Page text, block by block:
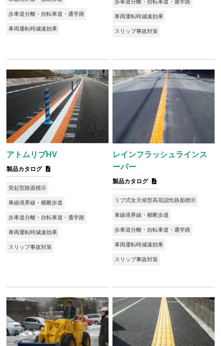
歩車道分離・自転車道・通学路
車両運転時減速効果
歩車道分離・自転車道・通学路
車両運転時減速効果
スリップ事故対策
アトムリブHV
製品カタログ
突起型路面標示
車線境界線・横断歩道
歩車道分離・自転車道・通学路
車両運転時減速効果
スリップ事故対策
レインフラッシュラインス
ーパー
製品カタログ
リブ式全天候型高視認性路面標示
車線境界線・横断歩道
歩車道分離・自転車道・通学路
車両運転時減速効果
スリップ事故対策